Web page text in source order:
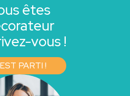
êtes
vous !
PARTI !